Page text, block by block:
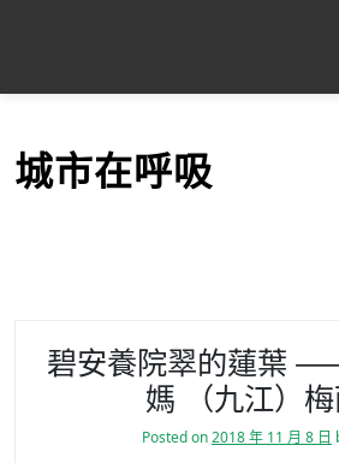
p
城市在呼吸
碧安養院翠的蓮葉
媽 （九江）
Posted on2018 年 11 月 8 日